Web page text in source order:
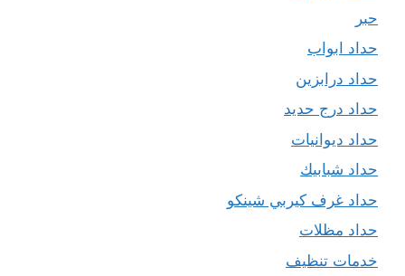
حبر
حداد ابواب
حداد درابزين
حداد درج حديد
حداد ديوانيات
حداد شبابيك
حداد غرف كيربي شينكو
حداد مظلات
خدمات تنظيف